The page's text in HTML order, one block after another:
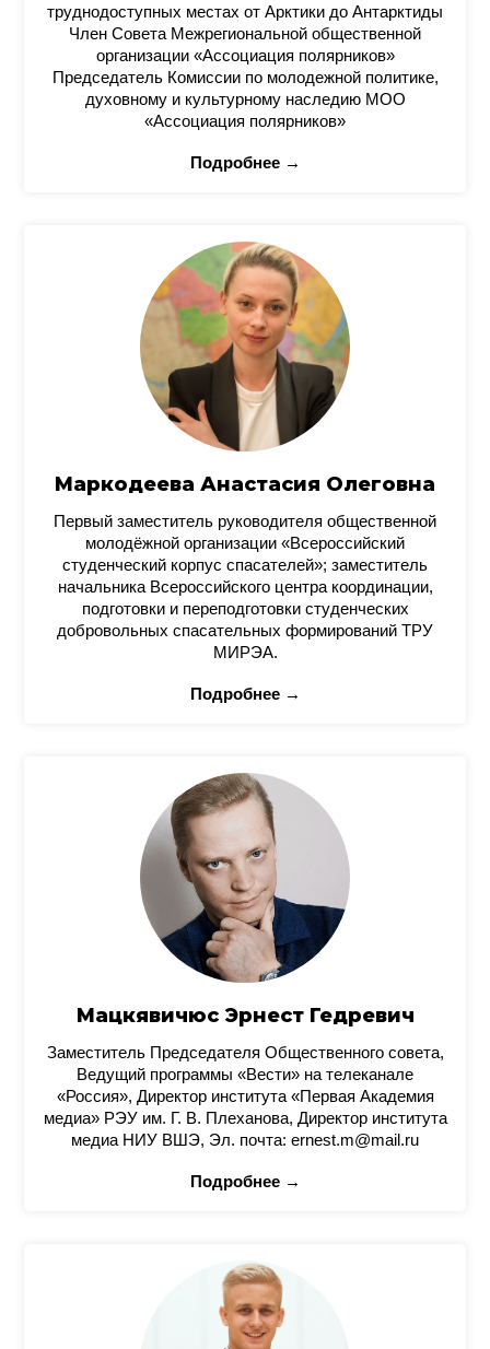
труднодоступных местах от Арктики до Антарктиды
Член Совета Межрегиональной общественной
организации «Ассоциация полярников»
Председатель Комиссии по молодежной политике,
духовному и культурному наследию МОО
«Ассоциация полярников»
Подробнее →
Маркодеева Анастасия Олеговна
Первый заместитель руководителя общественной
молодёжной организации «Всероссийский
студенческий корпус спасателей»; заместитель
начальника Всероссийского центра координации,
подготовки и переподготовки студенческих
добровольных спасательных формирований ТРУ
МИРЭА.
Подробнее →
Мацкявичюс Эрнест Гедревич
Заместитель Председателя Общественного совета,
Ведущий программы «Вести» на телеканале
«Россия», Директор института «Первая Академия
медиа» РЭУ им. Г. В. Плеханова, Директор института
медиа НИУ ВШЭ, Эл. почта: ernest.m@mail.ru
Подробнее →